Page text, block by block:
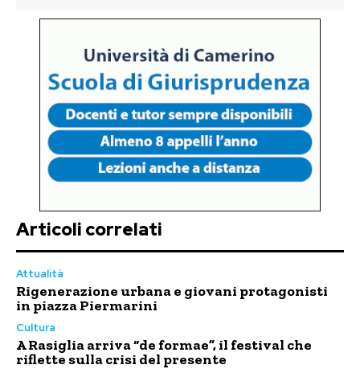
Articoli correlati
Attualità
Rigenerazione urbana e giovani protagonisti
in piazza Piermarini
Cultura
A Rasiglia arriva “de formae”, il festival che
riflette sulla crisi del presente